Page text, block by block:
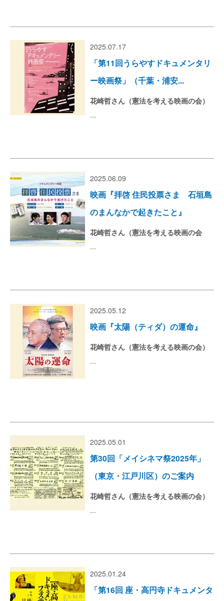
2025.07.17
「第11回うらやすドキュメンタリ
ー映画祭」（千葉・浦安...
花崎哲さん（憲法を考える映画の会）
...
2025.06.09
映画『拝啓 住民投票さま 石垣島
のまんなかで起きたこと』
花崎哲さん（憲法を考える映画の会
...
2025.05.12
映画『太陽（ティダ）の運命』
花崎哲さん（憲法を考える映画の会）
...
2025.05.01
第30回「メイシネマ祭2025年」
（東京・江戸川区）のご案内
花崎哲さん（憲法を考える映画の会）
...
2025.01.24
「第16回 座・高円寺ドキュメンタ